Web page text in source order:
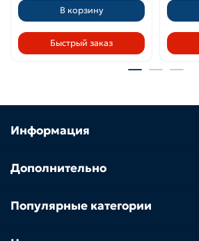
В корзину
Быстрый заказ
Информация
Дополнительно
Популярные категории